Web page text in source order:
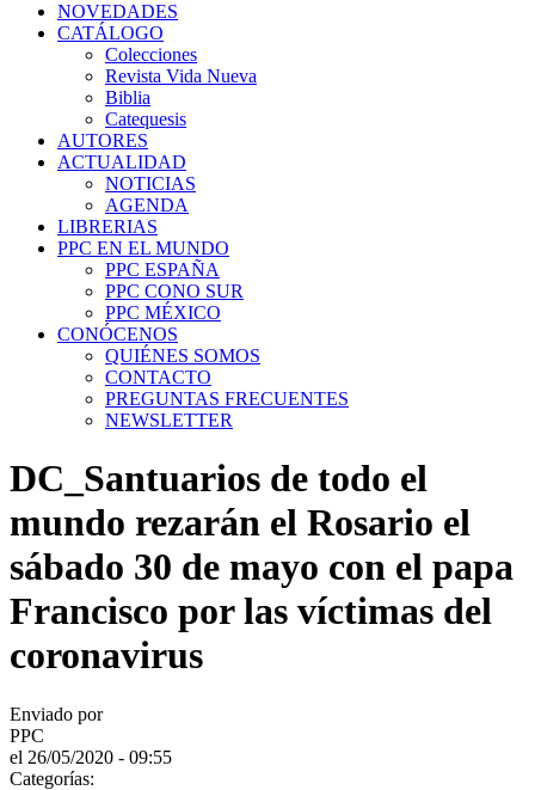
NOVEDADES
CATÁLOGO
Colecciones
Revista Vida Nueva
Biblia
Catequesis
AUTORES
ACTUALIDAD
NOTICIAS
AGENDA
LIBRERIAS
PPC EN EL MUNDO
PPC ESPAÑA
PPC CONO SUR
PPC MÉXICO
CONÓCENOS
QUIÉNES SOMOS
CONTACTO
PREGUNTAS FRECUENTES
NEWSLETTER
DC_Santuarios de todo el
mundo rezarán el Rosario el
sábado 30 de mayo con el papa
Francisco por las víctimas del
coronavirus
Enviado por
PPC
el 26/05/2020 - 09:55
Categorías: